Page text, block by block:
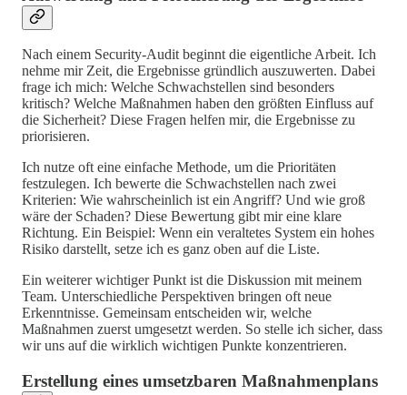
Nach einem Security-Audit beginnt die eigentliche Arbeit. Ich
nehme mir Zeit, die Ergebnisse gründlich auszuwerten. Dabei
frage ich mich: Welche Schwachstellen sind besonders
kritisch? Welche Maßnahmen haben den größten Einfluss auf
die Sicherheit? Diese Fragen helfen mir, die Ergebnisse zu
priorisieren.
Ich nutze oft eine einfache Methode, um die Prioritäten
festzulegen. Ich bewerte die Schwachstellen nach zwei
Kriterien: Wie wahrscheinlich ist ein Angriff? Und wie groß
wäre der Schaden? Diese Bewertung gibt mir eine klare
Richtung. Ein Beispiel: Wenn ein veraltetes System ein hohes
Risiko darstellt, setze ich es ganz oben auf die Liste.
Ein weiterer wichtiger Punkt ist die Diskussion mit meinem
Team. Unterschiedliche Perspektiven bringen oft neue
Erkenntnisse. Gemeinsam entscheiden wir, welche
Maßnahmen zuerst umgesetzt werden. So stelle ich sicher, dass
wir uns auf die wirklich wichtigen Punkte konzentrieren.
Erstellung eines umsetzbaren Maßnahmenplans